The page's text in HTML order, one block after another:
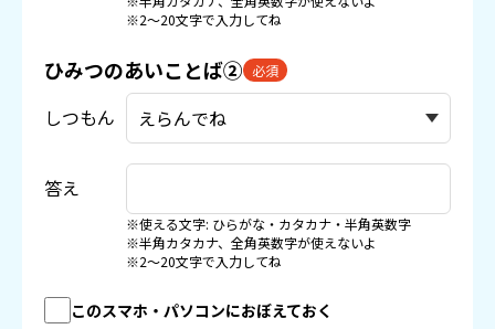
※2〜20文字で入力してね
ひみつのあいことば② 必須
しつもん
答え
※使える文字: ひらがな・カタカナ・半角英数字
※半角カタカナ、全角英数字が使えないよ
※2〜20文字で入力してね
このスマホ・パソコンにおぼえておく